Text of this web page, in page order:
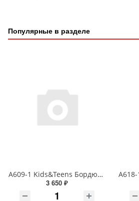
Популярные в разделе
A609-1 Kids&Teens Бордюр виниловый на бумажной основе 1,06*10
3 650 ₽